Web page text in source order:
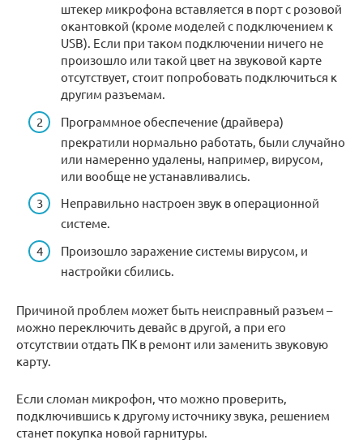
штекер микрофона вставляется в порт с розовой
окантовкой (кроме моделей с подключением к
USB). Если при таком подключении ничего не
произошло или такой цвет на звуковой карте
отсутствует, стоит попробовать подключиться к
другим разъемам.
Программное обеспечение (драйвера)
прекратили нормально работать, были случайно
или намеренно удалены, например, вирусом,
или вообще не устанавливались.
Неправильно настроен звук в операционной
системе.
Произошло заражение системы вирусом, и
настройки сбились.
Причиной проблем может быть неисправный разъем –
можно переключить девайс в другой, а при его
отсутствии отдать ПК в ремонт или заменить звуковую
карту.
Если сломан микрофон, что можно проверить,
подключившись к другому источнику звука, решением
станет покупка новой гарнитуры.